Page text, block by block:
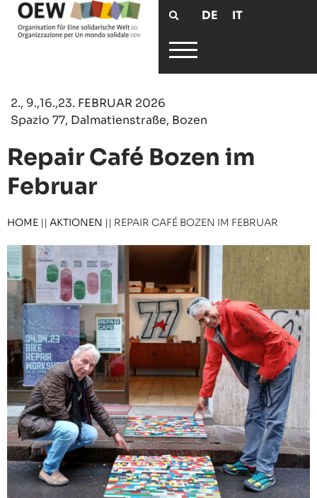
DE IT
2., 9.,16.,23. FEBRUAR 2026
Spazio 77, Dalmatienstraße, Bozen
Repair Café Bozen im
Februar
HOME || AKTIONEN || REPAIR CAFÉ BOZEN IM FEBRUAR